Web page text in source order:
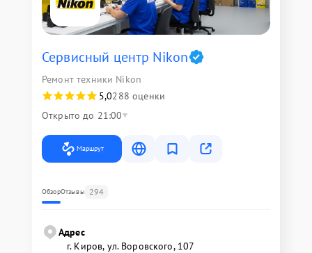
Сервисный центр Nikon
Ремонт техники Nikon
5,0288 оценки
Открыто до 21:00
Маршрут
ОбзорОтзывы 294
Адрес
г. Киров, ул. Воровского, 107